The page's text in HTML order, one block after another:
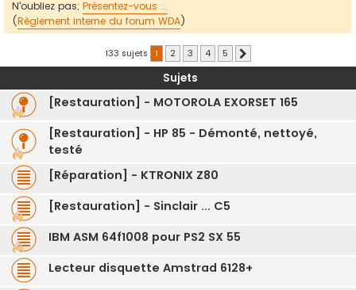
N'oubliez pas; Présentez-vous ...
(Règlement interne du forum WDA)
133 sujets 1 2 3 4 5
Sujets
[Restauration] - MOTOROLA EXORSET 165
[Restauration] - HP 85 - Démonté, nettoyé,
testé
[Réparation] - KTRONIX Z80
[Restauration] - Sinclair ... C5
IBM ASM 64f1008 pour PS2 SX 55
Lecteur disquette Amstrad 6128+